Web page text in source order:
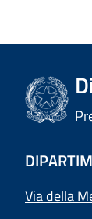
Via della